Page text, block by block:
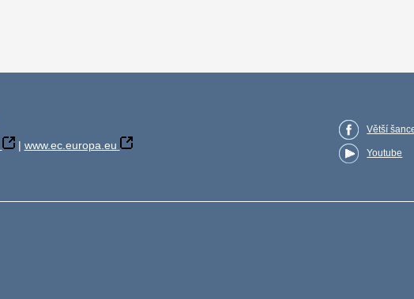
| www.ec.europa.eu
Větší
Youtube